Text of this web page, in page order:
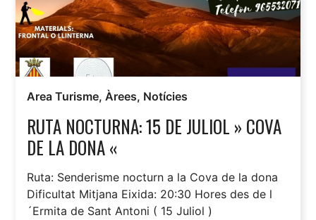
Area Turisme,Àrees, Notícies
RUTA NOCTURNA: 15 DE JULIOL » COVA
DE LA DONA «
Ruta: Senderisme nocturn a la Cova de la dona
Dificultat Mitjana Eixida: 20:30 Hores des de l
´Ermita de Sant Antoni ( 15 Juliol )